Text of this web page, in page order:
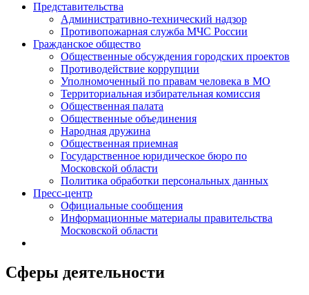
Представительства
Административно-технический надзор
Противопожарная служба МЧС России
Гражданское общество
Общественные обсуждения городских проектов
Противодействие коррупции
Уполномоченный по правам человека в МО
Территориальная избирательная комиссия
Общественная палата
Общественные объединения
Народная дружина
Общественная приемная
Государственное юридическое бюро по
Московской области
Политика обработки персональных данных
Пресс-центр
Официальные сообщения
Информационные материалы правительства
Московской области
Сферы деятельности